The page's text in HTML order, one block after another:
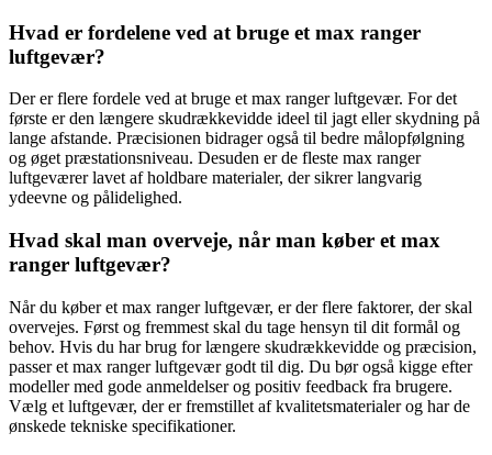
Hvad er fordelene ved at bruge et max ranger
luftgevær?
Der er flere fordele ved at bruge et max ranger luftgevær. For det
første er den længere skudrækkevidde ideel til jagt eller skydning på
lange afstande. Præcisionen bidrager også til bedre målopfølgning
og øget præstationsniveau. Desuden er de fleste max ranger
luftgeværer lavet af holdbare materialer, der sikrer langvarig
ydeevne og pålidelighed.
Hvad skal man overveje, når man køber et max
ranger luftgevær?
Når du køber et max ranger luftgevær, er der flere faktorer, der skal
overvejes. Først og fremmest skal du tage hensyn til dit formål og
behov. Hvis du har brug for længere skudrækkevidde og præcision,
passer et max ranger luftgevær godt til dig. Du bør også kigge efter
modeller med gode anmeldelser og positiv feedback fra brugere.
Vælg et luftgevær, der er fremstillet af kvalitetsmaterialer og har de
ønskede tekniske specifikationer.